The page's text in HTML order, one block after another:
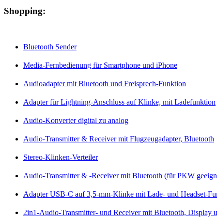
Shopping:
Bluetooth Sender
Media-Fernbedienung für Smartphone und iPhone
Audioadapter mit Bluetooth und Freisprech-Funktion
Adapter für Lightning-Anschluss auf Klinke, mit Ladefunktion
Audio-Konverter digital zu analog
Audio-Transmitter & Receiver mit Flugzeugadapter, Bluetooth
Stereo-Klinken-Verteiler
Audio-Transmitter & -Receiver mit Bluetooth (für PKW
Adapter USB-C auf 3,5-mm-Klinke mit Lade- und Headset-
2in1-Audio-Transmitter- und Receiver mit Bluetooth, Display